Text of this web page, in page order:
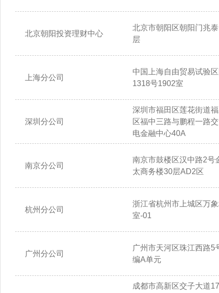
北京朝阳投资理财中心
北京市朝阳区朝阳门兆
层
上海分公司
中国上海自由贸易试验
1318号1902室
深圳分公司
深圳市福田区莲花街道
区福中三路与鹏程一路
电金融中心40A
南京分公司
南京市鼓楼区汉中路2号
太商务楼30层AD2区
杭州分公司
浙江省杭州市上城区万
室-01
广州分公司
广州市天河区珠江西路5
编A单元
成都市高新区交子大道